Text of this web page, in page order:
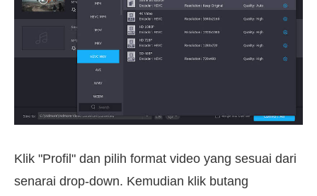
Klik "Profil" dan pilih format video yang sesuai dari
senarai drop-down. Kemudian klik butang